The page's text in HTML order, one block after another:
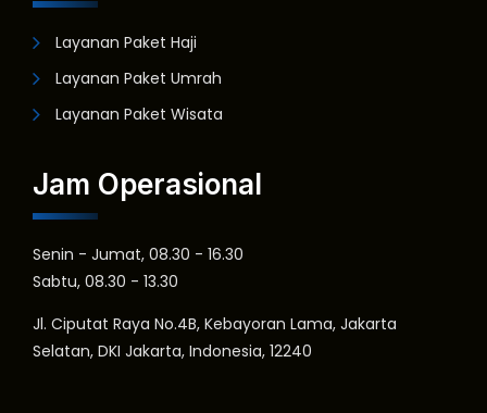
Layanan Paket Haji
Layanan Paket Umrah
Layanan Paket Wisata
Jam Operasional
Senin - Jumat, 08.30 - 16.30
Sabtu, 08.30 - 13.30
Jl. Ciputat Raya No.4B, Kebayoran Lama, Jakarta
Selatan, DKI Jakarta, Indonesia, 12240